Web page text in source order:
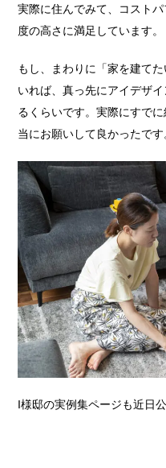
実際に住んでみて、コスト
度の高さに満足しています。
もし、まわりに「家を建て
いれば、真っ先にアイデザ
るくらいです。実際にすで
当にお願いして良かったです
I様邸の実例集ページも近日